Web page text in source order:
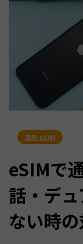
海外 eSIM
eSIMで
話・デ
ない時